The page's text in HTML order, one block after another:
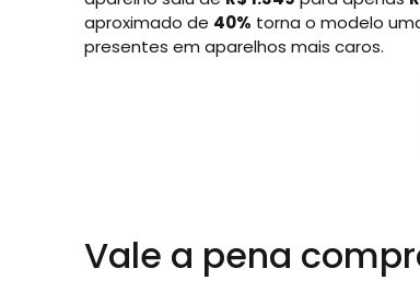
aproximado de 40% torna o modelo
presentes em aparelhos mais caros.
Vale a pena